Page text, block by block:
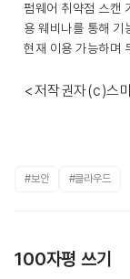
펌웨어 취약점 스캔
용 웨비나를 통해
현재 이용 가능하며
<저작권자(c)스
#보안 #클라우드
100자평 쓰기